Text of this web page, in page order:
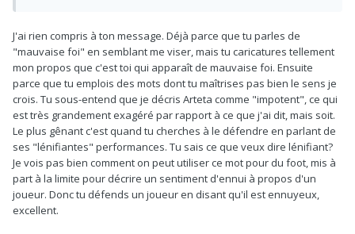
J'ai rien compris à ton message. Déjà parce que tu parles de
"mauvaise foi" en semblant me viser, mais tu caricatures tellement
mon propos que c'est toi qui apparaît de mauvaise foi. Ensuite
parce que tu emplois des mots dont tu maîtrises pas bien le sens je
crois. Tu sous-entend que je décris Arteta comme "impotent", ce qui
est très grandement exagéré par rapport à ce que j'ai dit, mais soit.
Le plus gênant c'est quand tu cherches à le défendre en parlant de
ses "lénifiantes" performances. Tu sais ce que veux dire lénifiant?
Je vois pas bien comment on peut utiliser ce mot pour du foot, mis à
part à la limite pour décrire un sentiment d'ennui à propos d'un
joueur. Donc tu défends un joueur en disant qu'il est ennuyeux,
excellent.